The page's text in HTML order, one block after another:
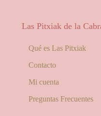
Las Pitxiak de la
Qué es Las Pitxiak
Contacto
Mi cuenta
Preguntas Frecuentes